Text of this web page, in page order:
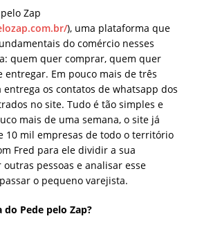
Zap
), uma plataforma que
do comércio nesses
quem quer comprar, quem quer
entregar. Em pouco mais de três
os contatos de whatsapp dos
no site. Tudo é tão simples e
mais de uma semana, o site já
10 mil empresas de todo o território
Fred para ele dividir a sua
pessoas e analisar esse
o pequeno varejista.
do Pede pelo Zap?